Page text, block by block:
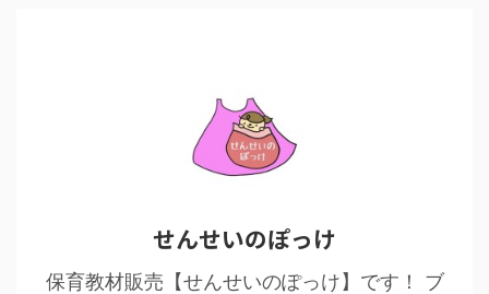
せんせいのぽっけ
保育教材販売【せんせいのぽっけ】です！ ブ